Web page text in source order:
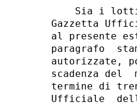
Sia i
Gazzetta
al presente
paragrafo
autorizzate,
scadenza
termine di
Ufficiale